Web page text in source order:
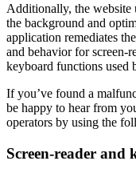
Additionally, the website
the background and
application remediates
and behavior for screen-
keyboard functions used
If you’ve found a
be happy to hear from
operators by using the
Screen-reader and